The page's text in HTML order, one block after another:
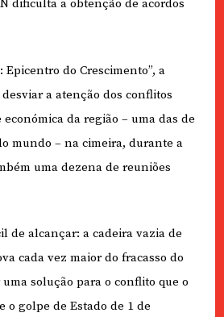
dificulta a obtenção de acordos
Epicentro do Crescimento”, a
a atenção dos conflitos
da região – uma das de
mundo – na cimeira, durante a
uma dezena de reuniões
de alcançar: a cadeira vazia de
cada vez maior do fracasso do
solução para o conflito que o
o golpe de Estado de 1 de